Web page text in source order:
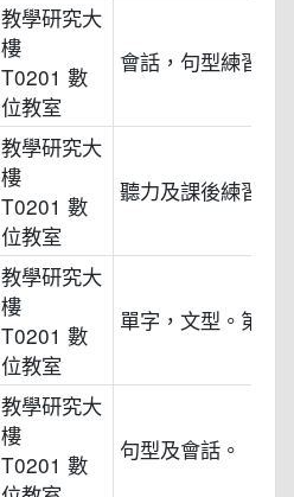
教學研究大
樓
T0201 數
位教室
會話，句型練習。
教學研究大
樓
T0201 數
位教室
聽力及課後練習。
教學研究大
樓
T0201 數
位教室
單字，文型。第49
教學研究大
樓
T0201 數
句型及會話。